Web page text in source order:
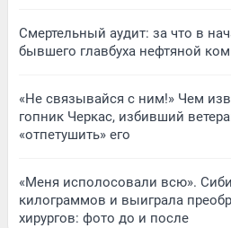
Смертельный аудит: за что в
бывшего главбуха нефтяной
«Не связывайся с ним!» Чем
гопник Черкас, избивший
«отпетушить» его
«Меня исполосовали всю».
килограммов и выиграла
хирургов: фото до и после